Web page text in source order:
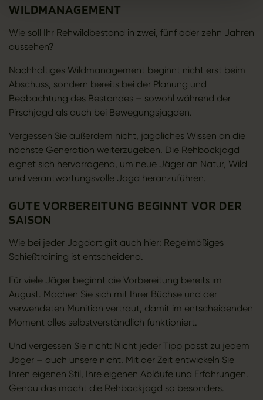
WILDMANAGEMENT
Wie soll Ihr Rehwildbestand in zwei, fünf oder zehn Jahren
aussehen?
Nachhaltiges Wildmanagement beginnt nicht erst beim
Abschuss, sondern bereits bei der Planung und
Beobachtung des Bestandes – sowohl während der
Pirschjagd als auch bei Bewegungsjagden.
Vergessen Sie außerdem nicht, jagdliches Wissen an die
nächste Generation weiterzugeben. Die Rehbockjagd
eignet sich hervorragend, um neue Jäger an Natur, Wild
und verantwortungsvolle Jagd heranzuführen.
GUTE VORBEREITUNG BEGINNT VOR DER
SAISON
Wie bei jeder Jagdart gilt auch hier: Regelmäßiges
Schießtraining ist entscheidend.
Für viele Jäger beginnt die Vorbereitung bereits im
August. Machen Sie sich mit Ihrer Büchse und der
verwendeten Munition vertraut, damit im entscheidenden
Moment alles selbstverständlich funktioniert.
Und vergessen Sie nicht: Nicht jeder Tipp passt zu jedem
Jäger – auch unsere nicht. Mit der Zeit entwickeln Sie
Ihren eigenen Stil, Ihre eigenen Abläufe und Erfahrungen.
Genau das macht die Rehbockjagd so besonders.